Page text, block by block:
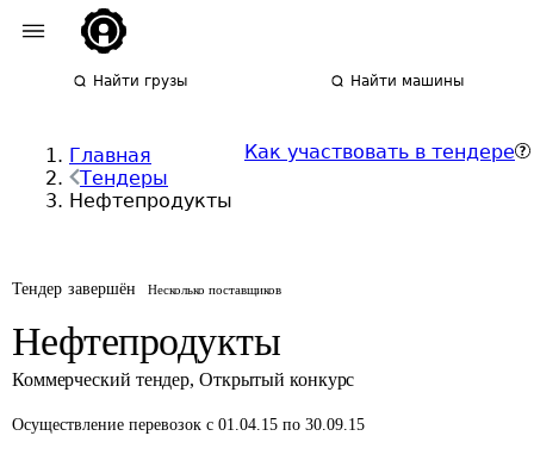
Найти грузы Найти машины
Главная
Тендеры
Нефтепродукты
Как участвовать в тендере
Тендер завершён Несколько поставщиков
Нефтепродукты
Коммерческий тендер, Открытый конкурс
Осуществление перевозок с 01.04.15 по 30.09.15